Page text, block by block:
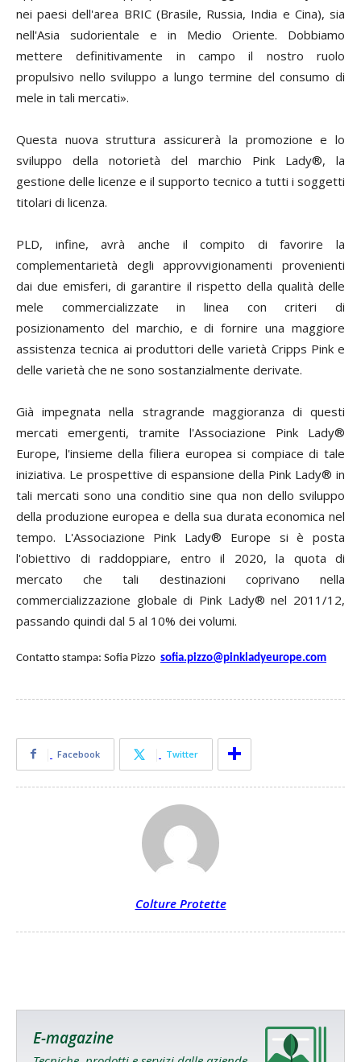
nei paesi dell'area BRIC (Brasile, Russia, India e Cina), sia
nell'Asia sudorientale e in Medio Oriente. Dobbiamo
mettere definitivamente in campo il nostro ruolo
propulsivo nello sviluppo a lungo termine del consumo di
mele in tali mercati».
Questa nuova struttura assicurerà la promozione e lo
sviluppo della notorietà del marchio Pink Lady®, la
gestione delle licenze e il supporto tecnico a tutti i soggetti
titolari di licenza.
PLD, infine, avrà anche il compito di favorire la
complementarietà degli approvvigionamenti provenienti
dai due emisferi, di garantire il rispetto della qualità delle
mele commercializzate in linea con criteri di
posizionamento del marchio, e di fornire una maggiore
assistenza tecnica ai produttori delle varietà Cripps Pink e
delle varietà che ne sono sostanzialmente derivate.
Già impegnata nella stragrande maggioranza di questi
mercati emergenti, tramite l'Associazione Pink Lady®
Europe, l'insieme della filiera europea si compiace di tale
iniziativa. Le prospettive di espansione della Pink Lady® in
tali mercati sono una conditio sine qua non dello sviluppo
della produzione europea e della sua durata economica nel
tempo. L'Associazione Pink Lady® Europe si è posta
l'obiettivo di raddoppiare, entro il 2020, la quota di
mercato che tali destinazioni coprivano nella
commercializzazione globale di Pink Lady® nel 2011/12,
passando quindi dal 5 al 10% dei volumi.
Contatto stampa: Sofia Pizzo sofia.pizzo@pinkladyeurope.com
Facebook Twitter
Colture Protette
E-magazine